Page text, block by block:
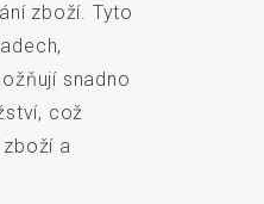
zboží. Tyto
snadno
což
a